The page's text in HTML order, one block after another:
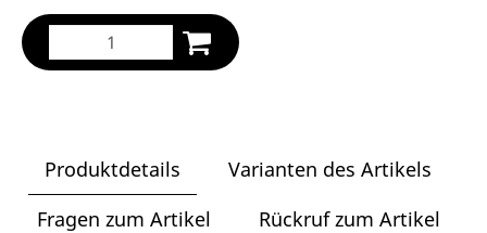
Produktdetails
Varianten des Artikels
Fragen zum Artikel
Rückruf zum Artikel